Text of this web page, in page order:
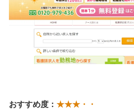
おすすめ度： ★★★・・